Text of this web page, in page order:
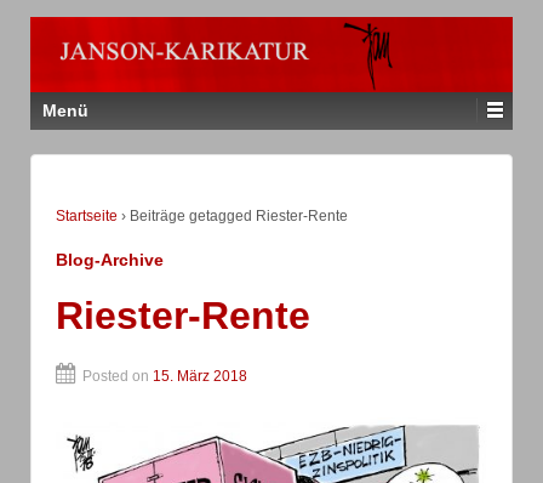
Menü
Startseite › Beiträge getagged Riester-Rente
Blog-Archive
Riester-Rente
Posted on 15. März 2018